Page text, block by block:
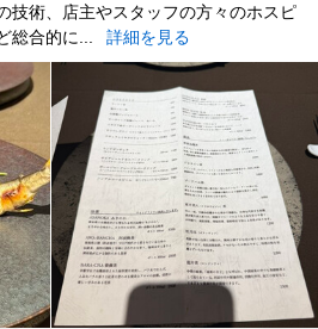
技術、店主やスタッフの方々のホスピ
総合的に...
詳細を見る